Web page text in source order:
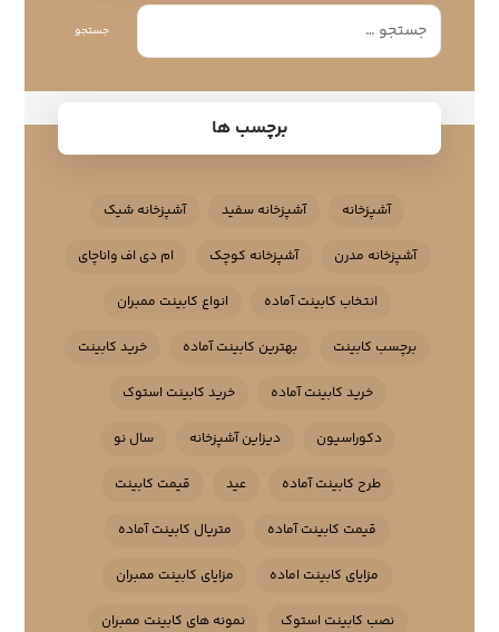
جستجو
برچسب ها
آشپزخانه آشپزخانه سفید آشپزخانه شیک
آشپزخانه مدرن آشپزخانه کوچک ام دی اف واناچای
انتخاب کابینت آماده انواع کابینت ممبران
برچسب کابینت بهترین کابینت آماده خرید کابینت
خرید کابینت آماده خرید کابینت استوک
دکوراسیون دیزاین آشپزخانه سال نو
طرح کابینت آماده عید قیمت کابینت
قیمت کابینت آماده متریال کابینت آماده
مزایای کابینت اماده مزایای کابینت ممبران
نصب کابینت استوک نمونه های کابینت ممبران